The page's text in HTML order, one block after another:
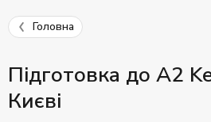
Головна
Підготовка до A2
Києві